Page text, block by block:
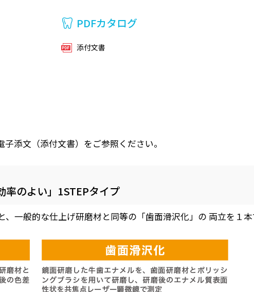
PDFカタログ
添付文書
添文（添付文書）をご参照ください。
率のよい」1STEPタイプ
一般的な仕上げ研磨材と同等の「歯面滑沢化」の 両立を１